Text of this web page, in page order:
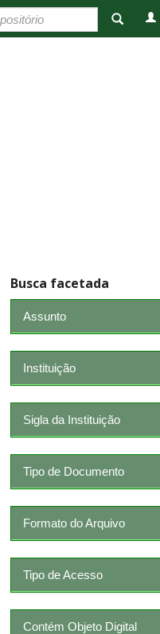
Busca facetada
Assunto
Instituição
Sigla da Instituição
Tipo de Documento
Formato do Arquivo
Tipo de Acesso
Contém Objeto Digital